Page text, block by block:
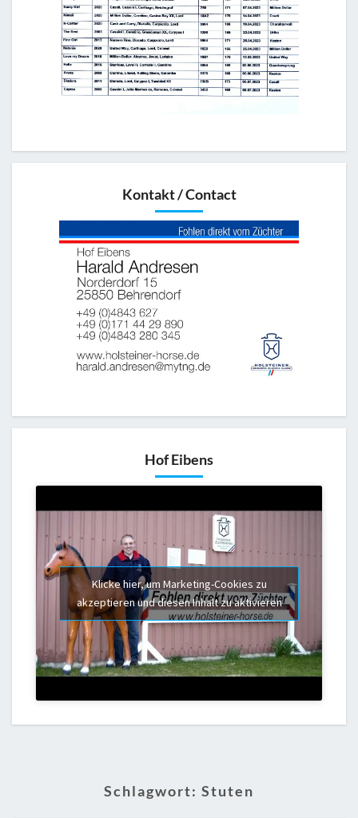
Kontakt / Contact
Hof Eibens
Klicke hier, um Marketing-Cookies zu
akzeptieren und diesen Inhalt zu aktivieren
Schlagwort: Stuten